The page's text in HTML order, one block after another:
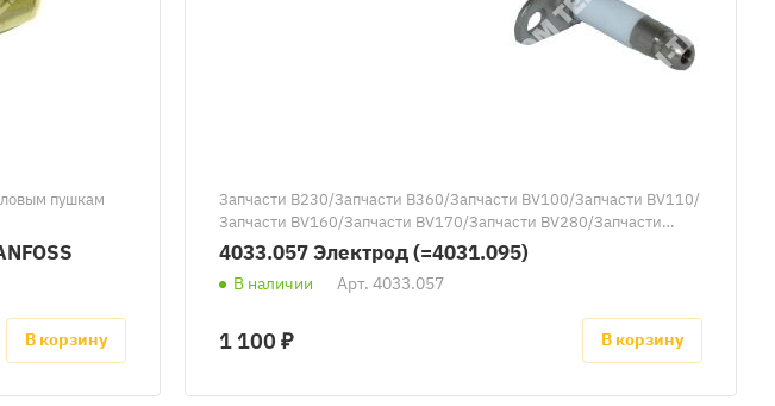
пушкам
В корзину
Запчасти B230/Запчасти B360/Запчасти BV100/Запчасти BV110/
Запчасти BV160/Запчасти BV170/Запчасти BV280/Запчасти
BV290/Запчасти к тепловым пушкам Master
4033.057 Электрод (=4031.095)
В наличии Арт. 4033.057
1 100 ₽ В корзину